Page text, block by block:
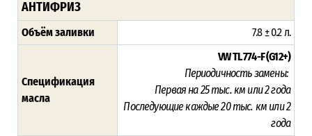
АНТИФРИЗ
Объём заливки 7.8 ± 0.2 л.
Спецификация
масла
VW TL 774-F (G12+)
Периодичность замены:
Первая на 25тыс. км или 2 года
Последующие каждые 20 тыс. км или 2
года